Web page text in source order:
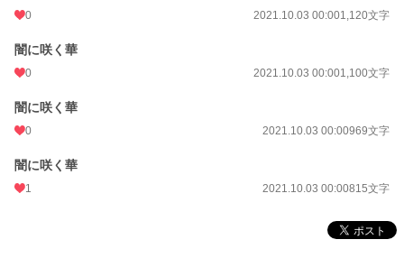
0 2021.10.03 00:001,120文字
闇に咲く華
0 2021.10.03 00:001,100文字
闇に咲く華
0 2021.10.03 00:00969文字
闇に咲く華
1 2021.10.03 00:00815文字